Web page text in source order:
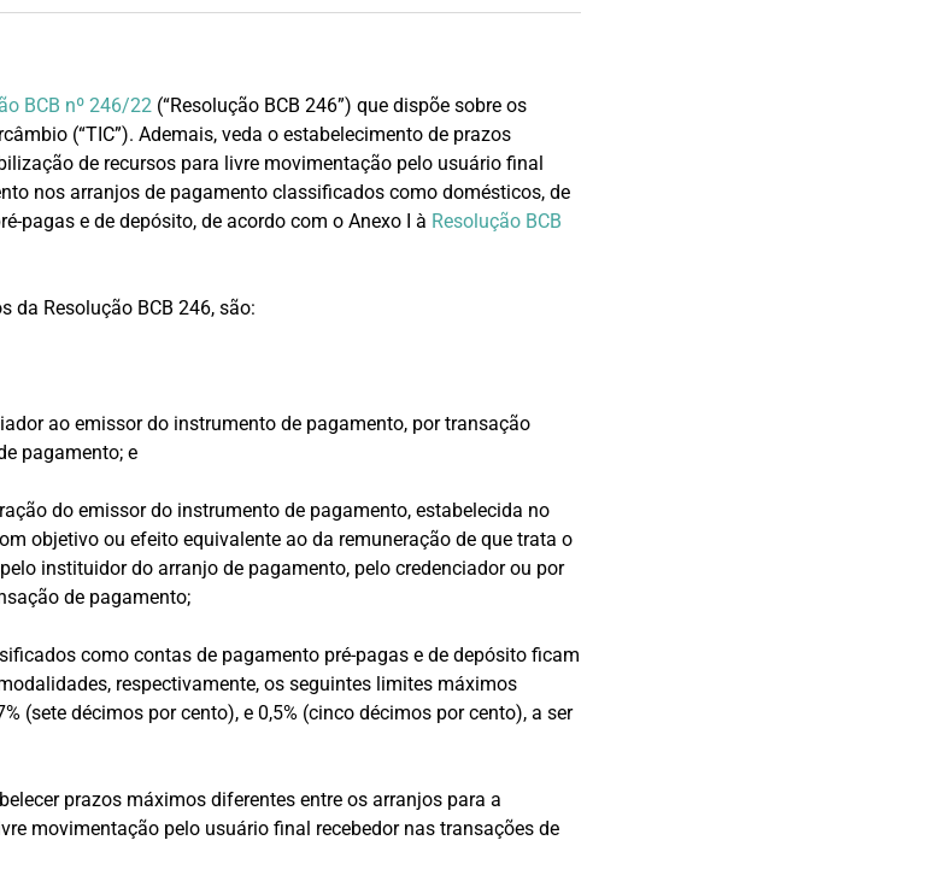
BCB nº 246/22 (“Resolução BCB 246”) que dispõe sobre os
(“TIC”). Ademais, veda o estabelecimento de prazos
de recursos para livre movimentação pelo usuário final
nos arranjos de pagamento classificados como domésticos, de
pagas e de depósito, de acordo com o Anexo I à Resolução BCB
da Resolução BCB 246, são:
ao emissor do instrumento de pagamento, por transação
pagamento; e
do emissor do instrumento de pagamento, estabelecida no
objetivo ou efeito equivalente ao da remuneração de que trata o
instituidor do arranjo de pagamento, pelo credenciador ou por
de pagamento;
como contas de pagamento pré-pagas e de depósito ficam
respectivamente, os seguintes limites máximos
(sete décimos por cento), e 0,5% (cinco décimos por cento), a ser
prazos máximos diferentes entre os arranjos para a
movimentação pelo usuário final recebedor nas transações de